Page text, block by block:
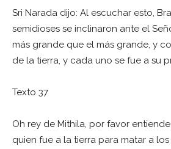
Sri Narada dijo: Al escuchar esto,
semidioses se inclinaron ante el
más grande que el más grande, y
de la tierra, y cada uno se fue a su
Texto 37
Oh rey de Mithila, por favor entiende
quien fue a la tierra para matar a